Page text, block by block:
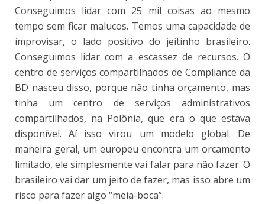
Conseguimos lidar com 25 mil coisas ao mesmo
tempo sem ficar malucos. Temos uma capacidade de
improvisar, o lado positivo do jeitinho brasileiro.
Conseguimos lidar com a escassez de recursos. O
centro de serviços compartilhados de Compliance da
BD nasceu disso, porque não tinha orçamento, mas
tinha um centro de serviços administrativos
compartilhados, na Polônia, que era o que estava
disponível. Aí isso virou um modelo global. De
maneira geral, um europeu encontra um orcamento
limitado, ele simplesmente vai falar para não fazer. O
brasileiro vai dar um jeito de fazer, mas isso abre um
risco para fazer algo “meia-boca”.